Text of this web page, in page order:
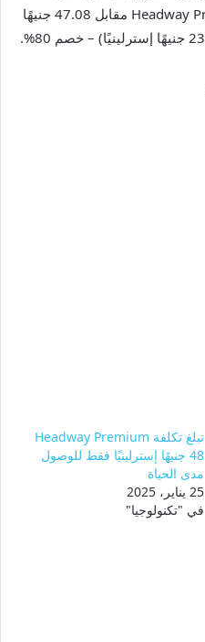
الاشتراك مدى الحياة في Headway Premium مقابل 47.08 جنيهًا
تبلغ تكلفة Headway Premium
48 جنيهًا إسترلينيًا فقط للوصول
مدى الحياة
25 يناير، 2025
في "تكنولوجيا"